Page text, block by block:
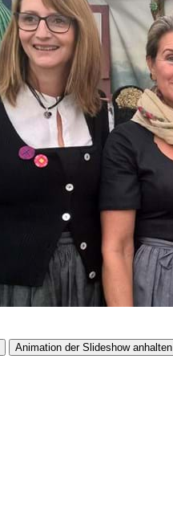
Animation der Slideshow anhalten